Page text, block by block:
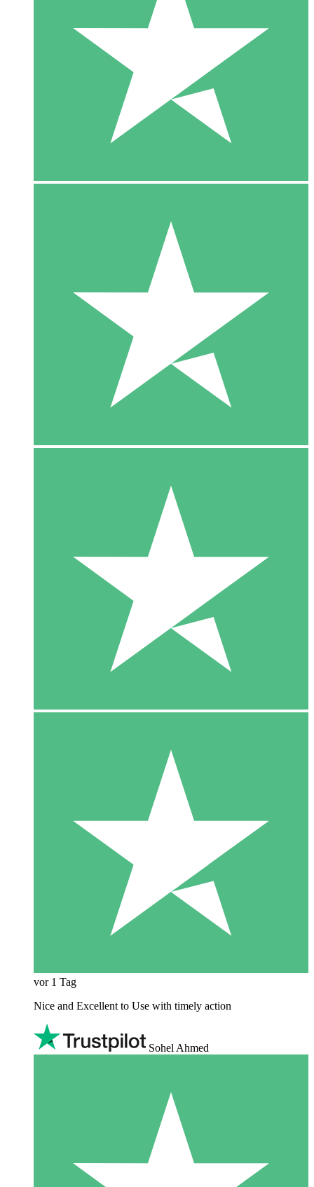
vor 1 Tag
Nice and Excellent to Use with timely action
Sohel Ahmed